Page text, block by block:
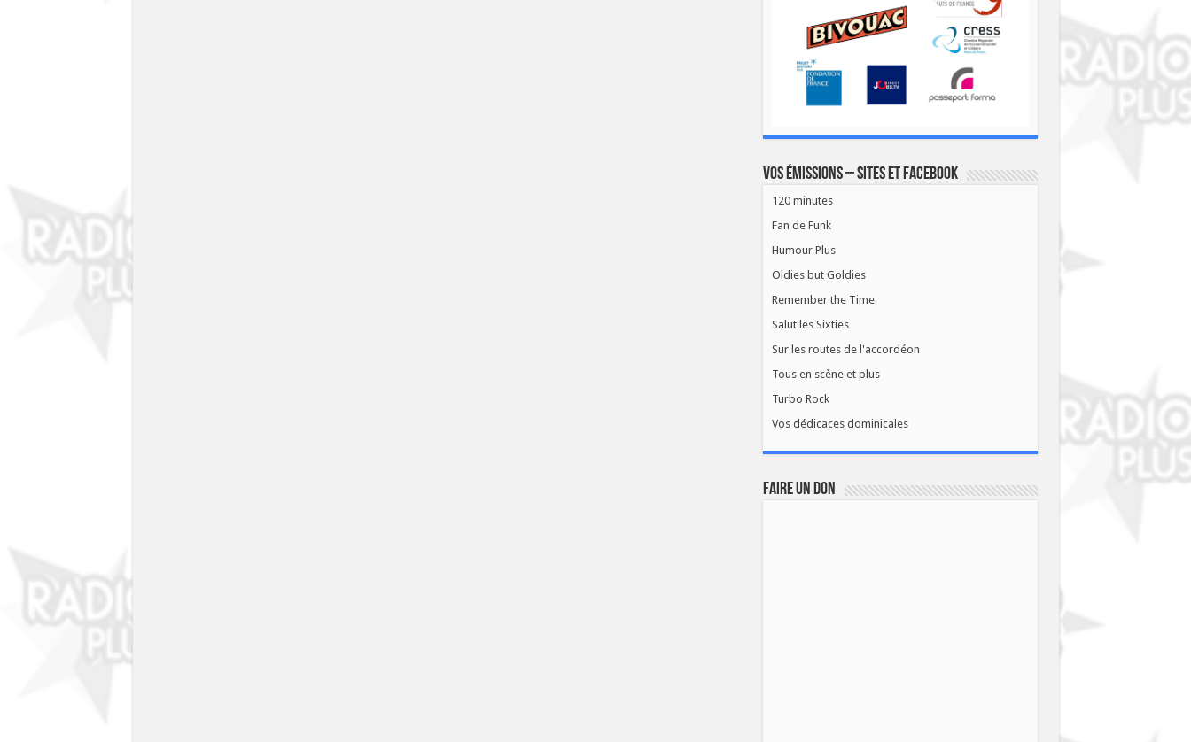
Vos émissions – Sites et Facebook
120 minutes
Fan de Funk
Humour Plus
Oldies but Goldies
Remember the Time
Salut les Sixties
Sur les routes de l'accordéon
Tous en scène et plus
Turbo Rock
Vos dédicaces dominicales
FAIRE UN DON